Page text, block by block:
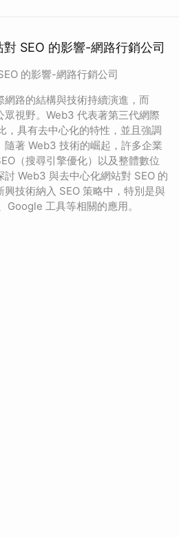
SEO 的影響-網路行銷公司
的影響-網路行銷公司
路的結構與技術持續演進，而
視野。Web3 代表著第三代網際
，具有去中心化的特性，並且強調
隨著 Web3 技術的崛起，許多企業
（搜尋引擎優化）以及整體數位
Web3 與去中心化網站對 SEO 的
技術納入 SEO 策略中，特別是與
Google 工具等相關的應用。